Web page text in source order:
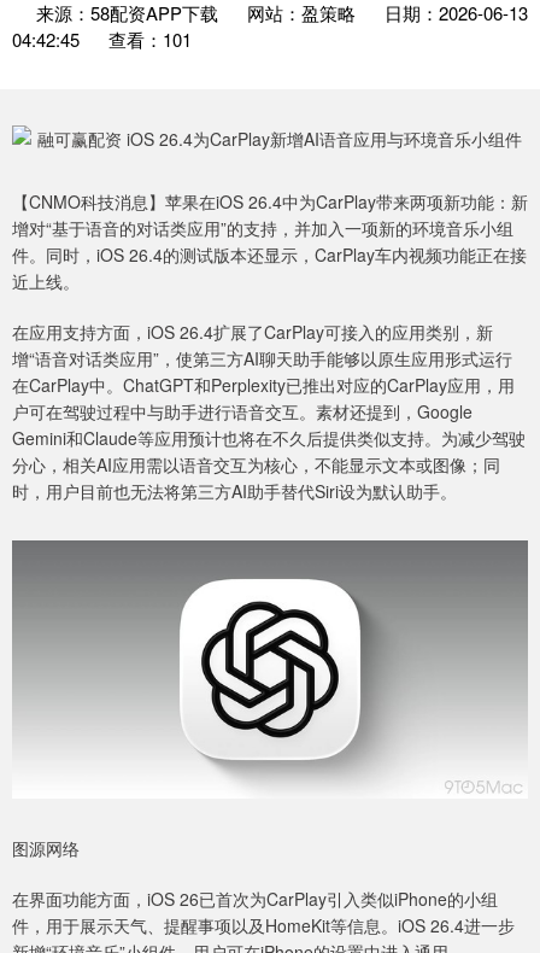
来源：58配资APP下载 网站：盈策略
日期：2026-06-13
04:42:45
查看：101
【CNMO科技消息】苹果在iOS 26.4中为CarPlay带来两项新功能：新
增对“基于语音的对话类应用”的支持，并加入一项新的环境音乐小组
件。同时，iOS 26.4的测试版本还显示，CarPlay车内视频功能正在接
近上线。
在应用支持方面，iOS 26.4扩展了CarPlay可接入的应用类别，新
增“语音对话类应用”，使第三方AI聊天助手能够以原生应用形式运行
在CarPlay中。ChatGPT和Perplexity已推出对应的CarPlay应用，用
户可在驾驶过程中与助手进行语音交互。素材还提到，Google
Gemini和Claude等应用预计也将在不久后提供类似支持。为减少驾驶
分心，相关AI应用需以语音交互为核心，不能显示文本或图像；同
时，用户目前也无法将第三方AI助手替代Siri设为默认助手。
图源网络
在界面功能方面，iOS 26已首次为CarPlay引入类似iPhone的小组
件，用于展示天气、提醒事项以及HomeKit等信息。iOS 26.4进一步